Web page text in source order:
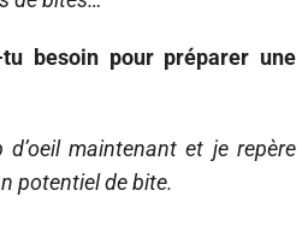
besoin pour préparer une
maintenant et je repère
potentiel de bite.